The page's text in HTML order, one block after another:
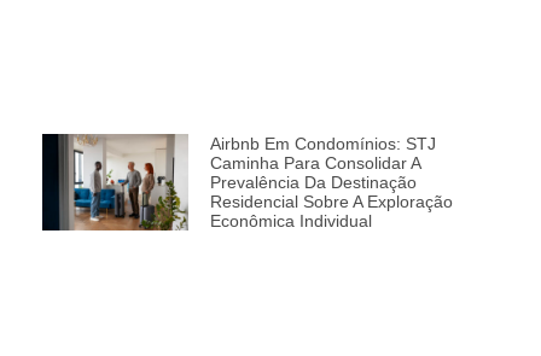
Airbnb Em Condomínios: STJ
Caminha Para Consolidar A
Prevalência Da Destinação
Residencial Sobre A Exploração
Econômica Individual